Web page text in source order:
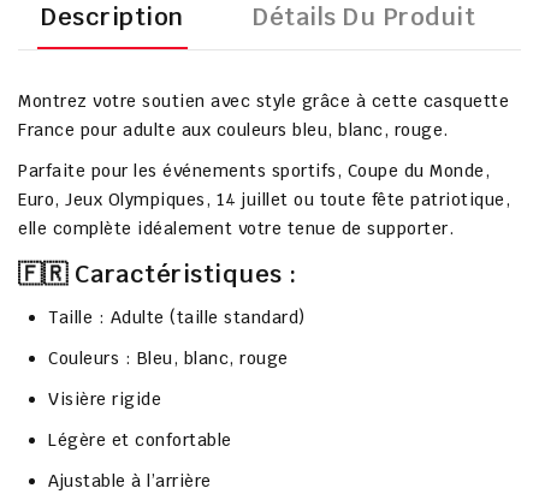
Description Détails Du Produit
Montrez votre soutien avec style grâce à cette casquette
France pour adulte aux couleurs bleu, blanc, rouge.
Parfaite pour les événements sportifs, Coupe du Monde,
Euro, Jeux Olympiques, 14 juillet ou toute fête patriotique,
elle complète idéalement votre tenue de supporter.
🇫🇷 Caractéristiques :
Taille : Adulte (taille standard)
Couleurs : Bleu, blanc, rouge
Visière rigide
Légère et confortable
Ajustable à l’arrière